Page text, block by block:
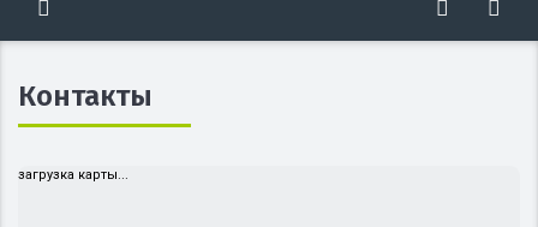
Контакты
загрузка карты...